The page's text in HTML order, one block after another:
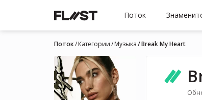
Поток
Поток Категории Музыка Break My Heart